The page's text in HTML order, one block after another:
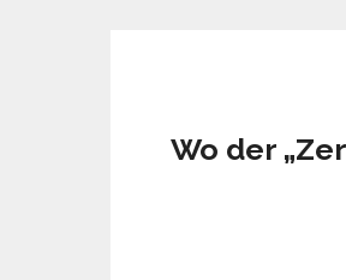
Wo der